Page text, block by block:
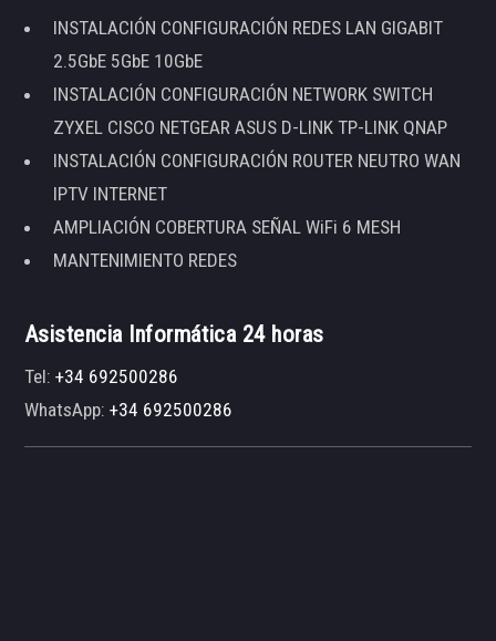
INSTALACIÓN CONFIGURACIÓN REDES LAN GIGABIT
2.5GbE 5GbE 10GbE
INSTALACIÓN CONFIGURACIÓN NETWORK SWITCH
ZYXEL CISCO NETGEAR ASUS D-LINK TP-LINK QNAP
INSTALACIÓN CONFIGURACIÓN ROUTER NEUTRO WAN
IPTV INTERNET
AMPLIACIÓN COBERTURA SEÑAL WiFi 6 MESH
MANTENIMIENTO REDES
Asistencia Informática 24 horas
Tel:+34 692500286
WhatsApp:+34 692500286